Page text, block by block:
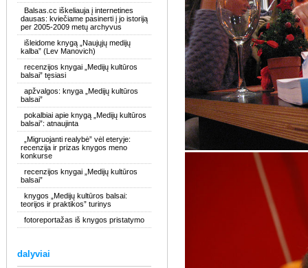
Balsas.cc iškeliauja į internetines
dausas: kviečiame pasinerti į jo istoriją
per 2005-2009 metų archyvus
išleidome knygą „Naujųjų medijų
kalba” (Lev Manovich)
recenzijos knygai „Medijų kultūros
balsai” tęsiasi
apžvalgos: knyga „Medijų kultūros
balsai”
pokalbiai apie knygą „Medijų kultūros
balsai”: atnaujinta
„Migruojanti realybė” vėl eteryje:
recenzija ir prizas knygos meno
konkurse
recenzijos knygai „Medijų kultūros
balsai”
knygos „Medijų kultūros balsai:
teorijos ir praktikos” turinys
fotoreportažas iš knygos pristatymo
dalyviai